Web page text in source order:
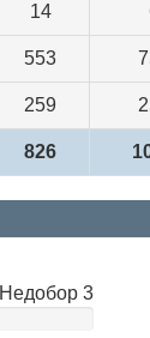
14
553
259
826
Недобор 3